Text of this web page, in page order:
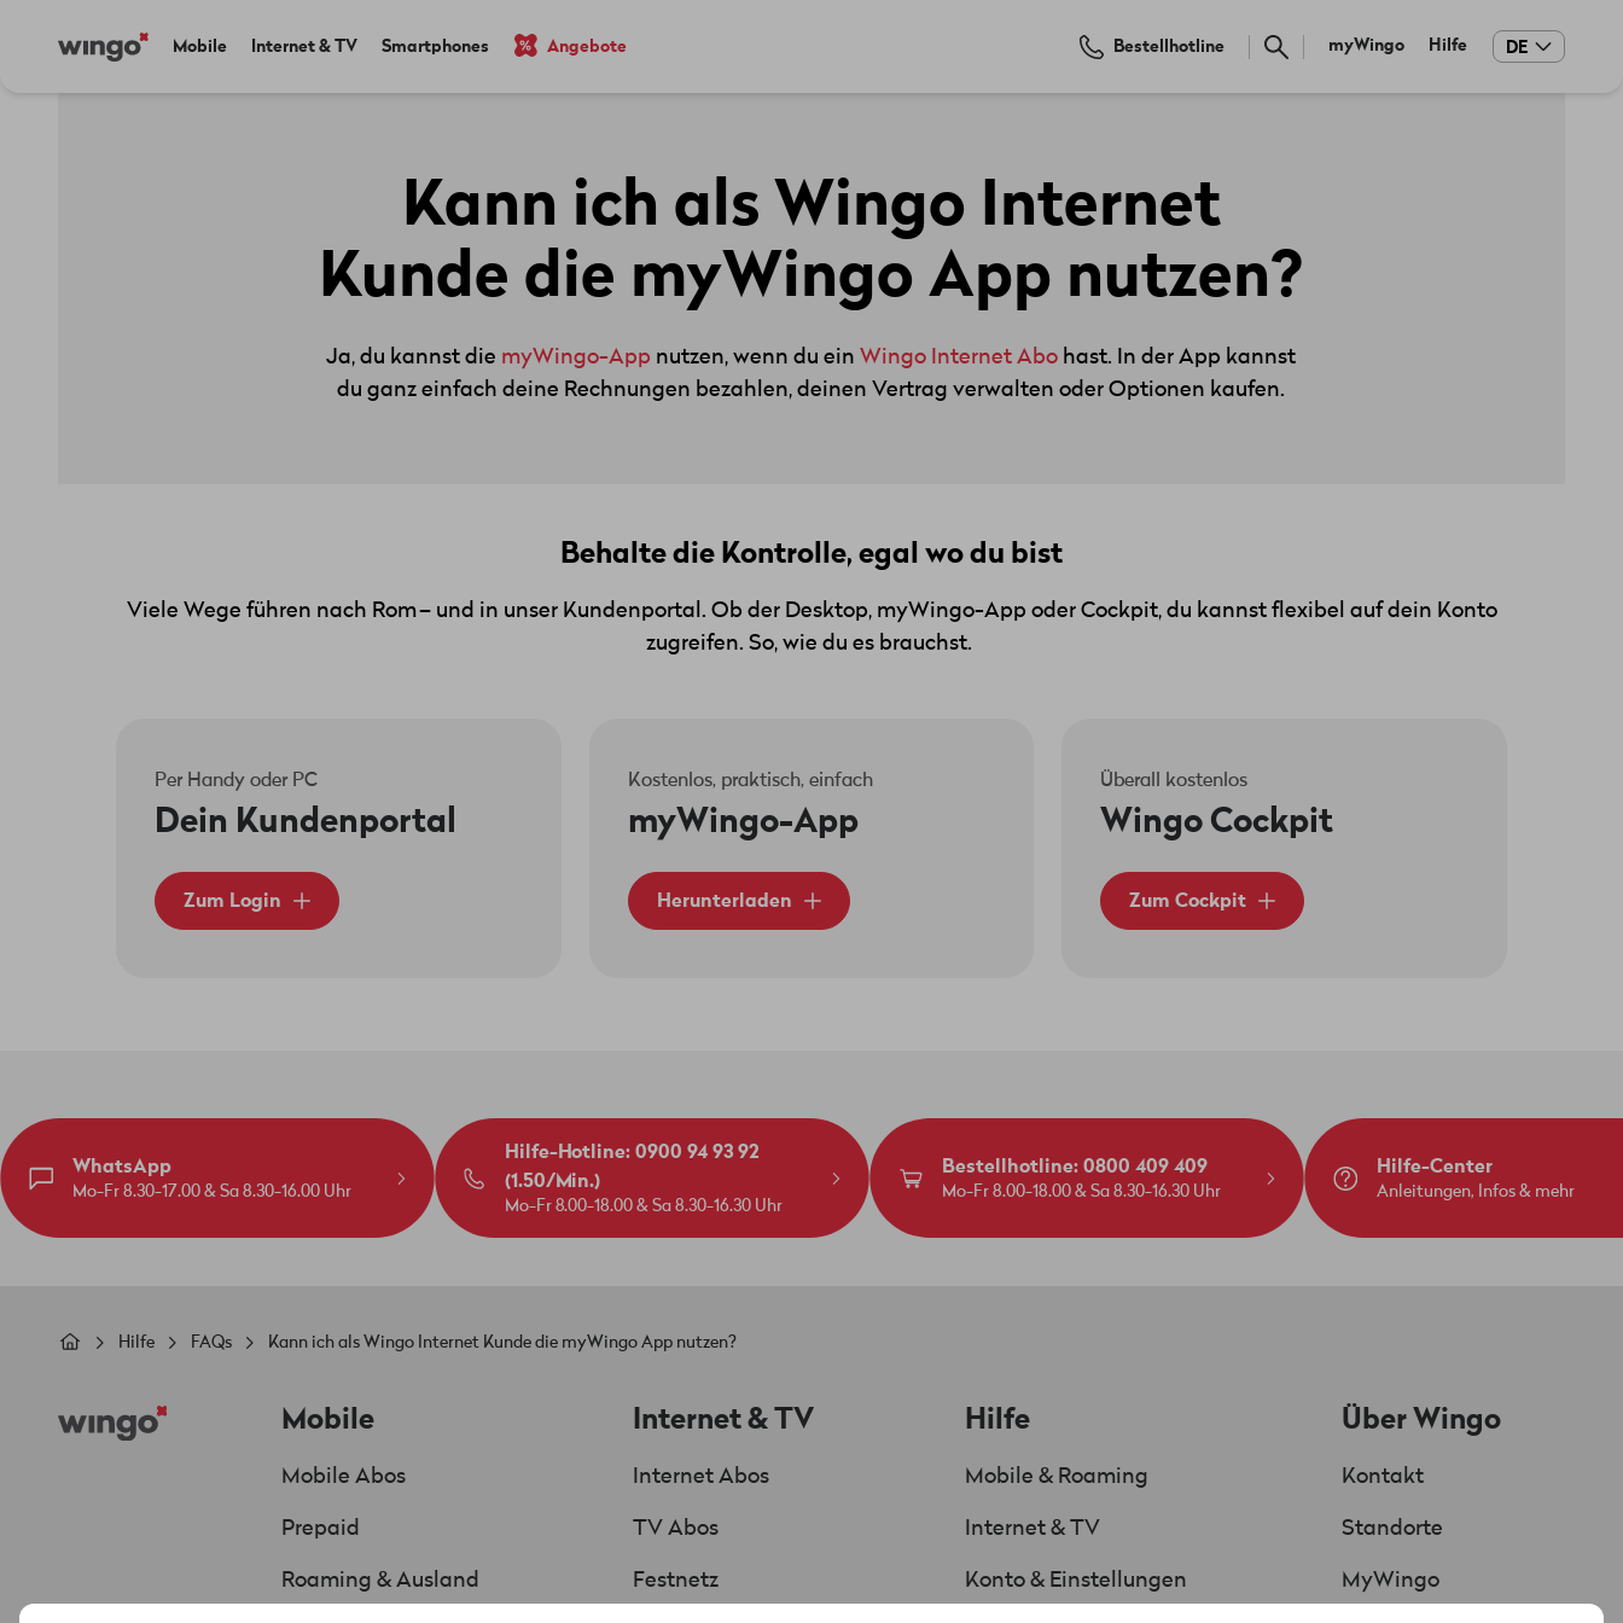
Main
Mobile Internet & TV Smartphones Angebote Bestellhotline
Meta
myWingo Hilfe DE
Kann ich als Wingo Internet
Kunde die myWingo App nutzen?
Ja, du kannst die myWingo-App nutzen, wenn du einWingo Internet Abo hast. In der App kannst
du ganz einfach deine Rechnungen bezahlen, deinen Vertrag verwalten oder Optionen kaufen.
Behalte die Kontrolle, egal wo du bist
Viele Wege führen nach Rom – und in unser Kundenportal. Ob der Desktop, myWingo-App oder Cockpit, du kannst flexibel auf dein Konto
zugreifen. So, wie du es brauchst.
Per Handy oder PC
Dein Kundenportal
Zum Login
Kostenlos, praktisch, einfach
myWingo-App
Herunterladen
Überall kostenlos
Wingo Cockpit
Zum Cockpit
WhatsApp
Mo-Fr 8.30-17.00 & Sa 8.30-16.00 Uhr
Hilfe-Hotline: 0900 94 93 92
(1.50/Min.)
Mo-Fr 8.00-18.00 & Sa 8.30-16.30 Uhr
Bestellhotline: 0800 409 409
Mo-Fr 8.00-18.00 & Sa 8.30-16.30 Uhr
Hilfe-Center
Anleitungen, Infos & mehr
Pfadnavigation
Hilfe FAQs Kann ich als Wingo Internet Kunde die myWingo App nutzen?
Mobile
Mobile Abos
Prepaid
Roaming & Ausland
Internet & TV
Internet Abos
TV Abos
Festnetz
Hilfe
Mobile & Roaming
Internet & TV
Konto & Einstellungen
Über Wingo
Kontakt
Standorte
MyWingo